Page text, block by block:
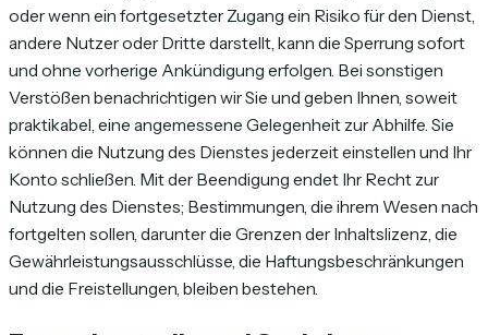
oder wenn ein fortgesetzter Zugang ein Risiko für den Dienst,
andere Nutzer oder Dritte darstellt, kann die Sperrung sofort
und ohne vorherige Ankündigung erfolgen. Bei sonstigen
Verstößen benachrichtigen wir Sie und geben Ihnen, soweit
praktikabel, eine angemessene Gelegenheit zur Abhilfe. Sie
können die Nutzung des Dienstes jederzeit einstellen und Ihr
Konto schließen. Mit der Beendigung endet Ihr Recht zur
Nutzung des Dienstes; Bestimmungen, die ihrem Wesen nach
fortgelten sollen, darunter die Grenzen der Inhaltslizenz, die
Gewährleistungsausschlüsse, die Haftungsbeschränkungen
und die Freistellungen, bleiben bestehen.